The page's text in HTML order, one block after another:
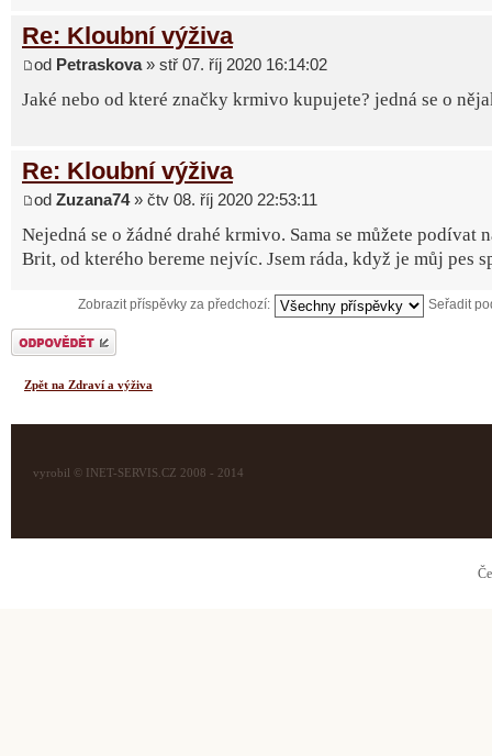
Re: Kloubní výživa
od Petraskova» stř 07. říj 2020 16:14:02
Jaké nebo od které značky krmivo kupujete? jedná se o
Re: Kloubní výživa
od Zuzana74» čtv 08. říj 2020 22:53:11
Nejedná se o žádné drahé krmivo. Sama se můžete podívat
Brit, od kterého bereme nejvíc. Jsem ráda, když je můj pes
Zobrazit příspěvky za předchozí: Seřadit
Odeslat odpověď
Zpět na Zdraví a výživa
vyrobil © INET-SERVIS.CZ 2008 - 2014